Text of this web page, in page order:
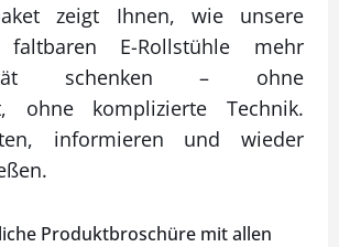
zeigt Ihnen, wie unsere
faltbaren E-Rollstühle mehr
schenken – ohne
ohne komplizierte Technik.
informieren und wieder
Produktbroschüre mit allen